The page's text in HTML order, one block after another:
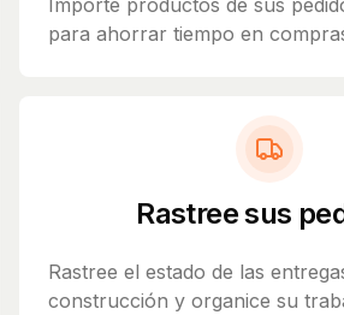
para ahorrar tiempo en
Rastree sus
Rastree el estado de las
construcción y organice su